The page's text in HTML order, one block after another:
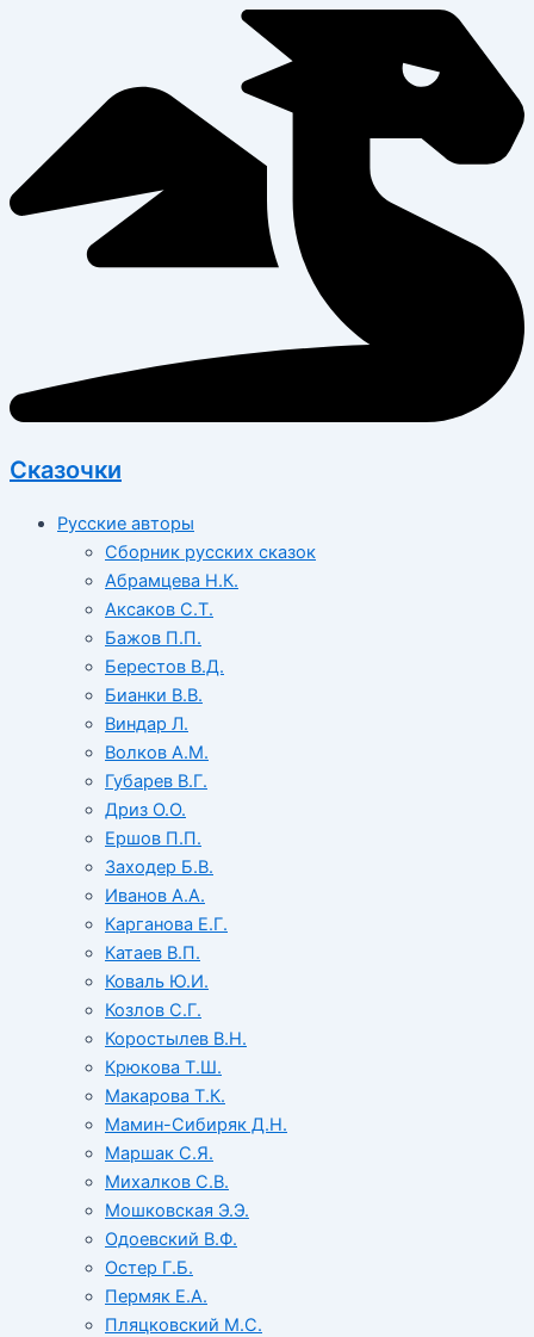
Сказочки
Русские авторы
Сборник русских сказок
Абрамцева Н.К.
Аксаков С.Т.
Бажов П.П.
Берестов В.Д.
Бианки В.В.
Виндар Л.
Волков А.М.
Губарев В.Г.
Дриз О.О.
Ершов П.П.
Заходер Б.В.
Иванов А.А.
Карганова Е.Г.
Катаев В.П.
Коваль Ю.И.
Козлов С.Г.
Коростылев В.Н.
Крюкова Т.Ш.
Макарова Т.К.
Мамин-Сибиряк Д.Н.
Маршак С.Я.
Михалков С.В.
Мошковская Э.Э.
Одоевский В.Ф.
Остер Г.Б.
Пермяк Е.А.
Пляцковский М.С.